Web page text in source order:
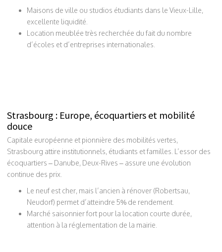
Maisons de ville ou studios étudiants dans le Vieux-Lille,
excellente liquidité.
Location meublée très recherchée du fait du nombre
d’écoles et d’entreprises internationales.
Strasbourg : Europe, écoquartiers et mobilité
douce
Capitale européenne et pionnière des mobilités vertes,
Strasbourg attire institutionnels, étudiants et familles. L’essor des
écoquartiers – Danube, Deux-Rives – assure une évolution
continue des prix.
Le neuf est cher, mais l’ancien à rénover (Robertsau,
Neudorf) permet d’atteindre 5% de rendement.
Marché saisonnier fort pour la location courte durée,
attention à la réglementation de la mairie.